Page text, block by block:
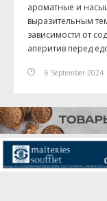
ароматные и
выразительным
зависимости от
аперитив перед
6 September 2024